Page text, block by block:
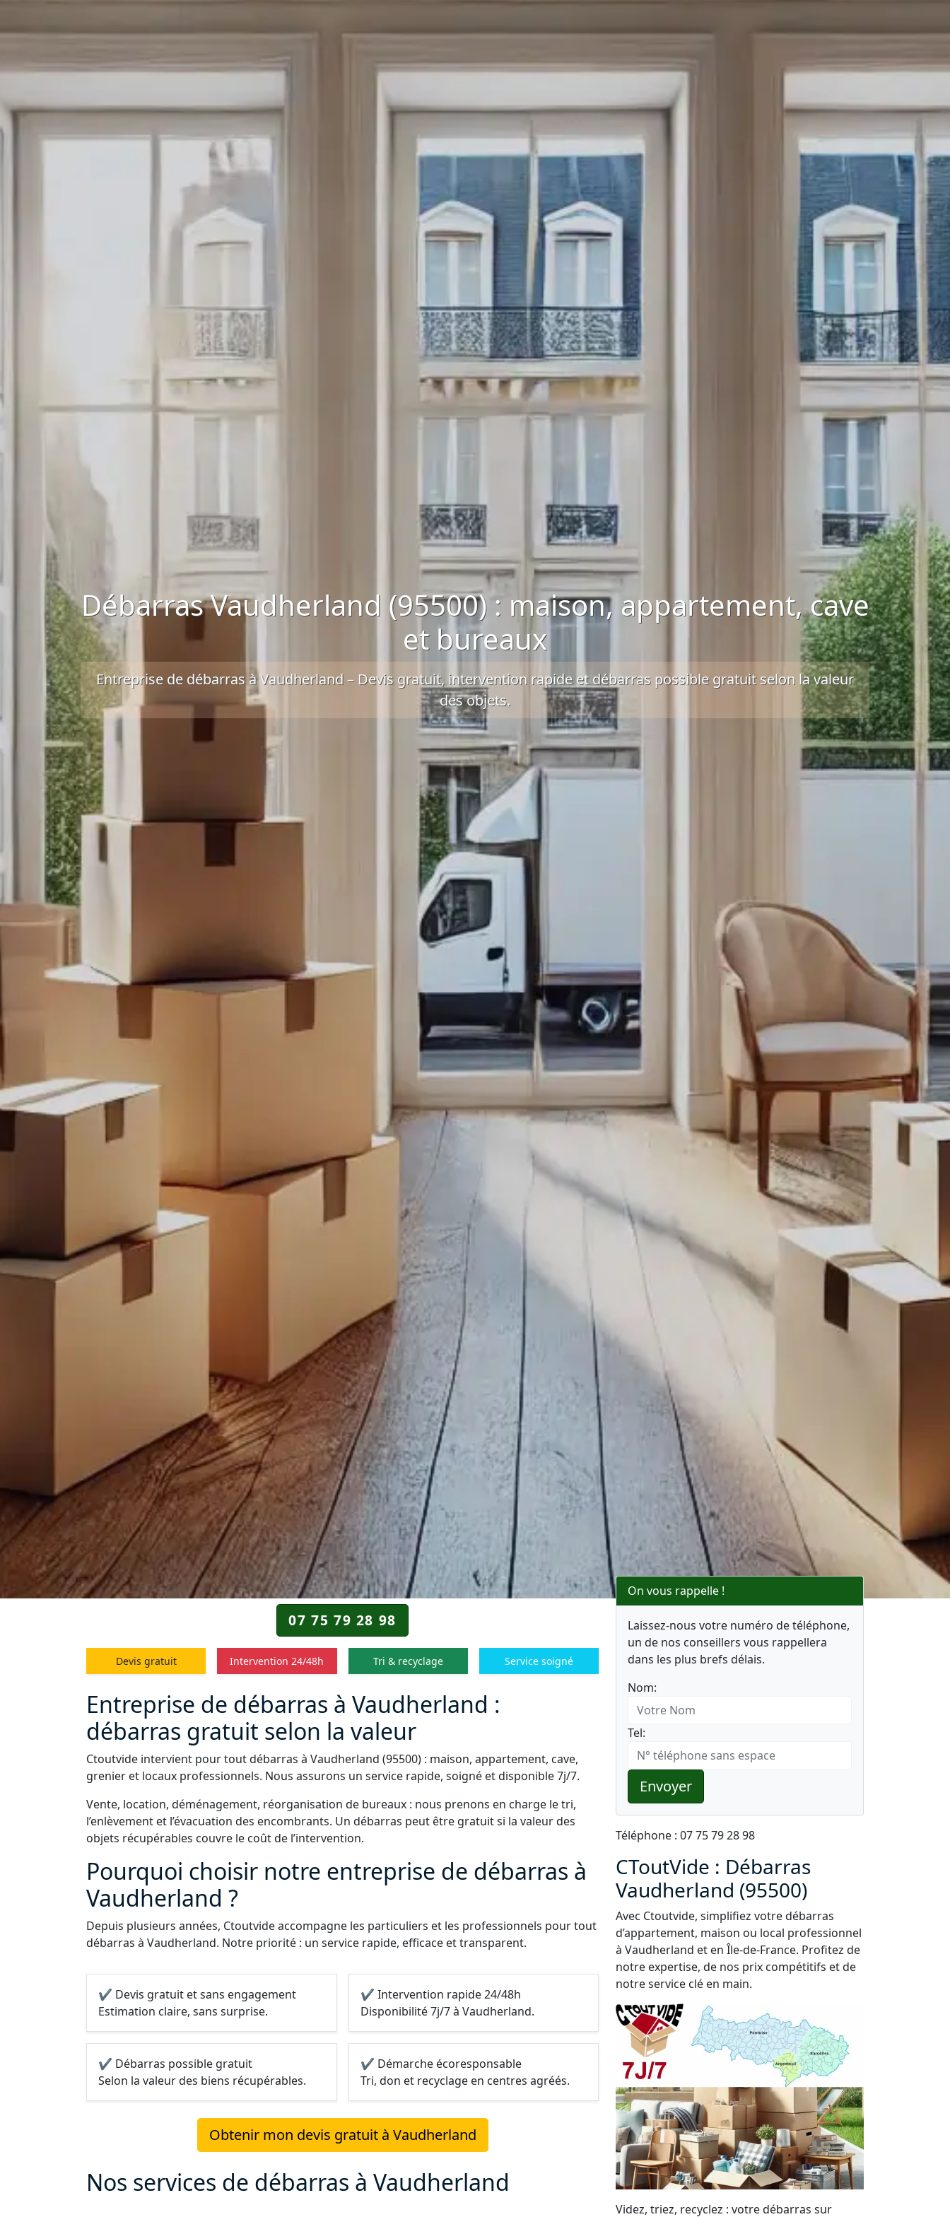
Débarras Vaudherland (95500) : maison, appartement, cave
et bureaux
Entreprise de débarras à Vaudherland – Devis gratuit, intervention rapide etdébarras possible gratuitselon la valeur
des objets.
07 75 79 28 98
Devis gratuit Intervention 24/48h Tri & recyclage Service soigné
Entreprise de débarras à Vaudherland :
débarras gratuit selon la valeur
Ctoutvide intervient pour tout débarras à Vaudherland (95500) : maison, appartement, cave,
grenier et locaux professionnels. Nous assurons un service rapide, soigné et disponible 7j/7.
Vente, location, déménagement, réorganisation de bureaux : nous prenons en charge le tri,
l’enlèvement et l’évacuation des encombrants. Un débarras peut être gratuit si la valeur des
objets récupérables couvre le coût de l’intervention.
Pourquoi choisir notre entreprise de débarras à
Vaudherland ?
Depuis plusieurs années, Ctoutvide accompagne les particuliers et les professionnels pour tout
débarras à Vaudherland. Notre priorité : un service rapide, efficace et transparent.
✔ Devis gratuit et sans engagement
Estimation claire, sans surprise.
✔ Intervention rapide 24/48h
Disponibilité 7j/7 à Vaudherland.
✔ Débarras possible gratuit
Selon la valeur des biens récupérables.
✔ Démarche écoresponsable
Tri, don et recyclage en centres agréés.
Obtenir mon devis gratuit à Vaudherland
Nos services de débarras à Vaudherland
On vous rappelle !
Laissez-nous votre numéro de téléphone,
un de nos conseillers vous rappellera
dans les plus brefs délais.
Nom:
Tel:
Envoyer
Téléphone : 07 75 79 28 98
CToutVide : Débarras
Vaudherland (95500)
Avec Ctoutvide, simplifiez votre débarras
d’appartement, maison ou local professionnel
à Vaudherland et en Île-de-France. Profitez de
notre expertise, de nos prix compétitifs et de
notre service clé en main.
Videz, triez, recyclez : votre débarras sur